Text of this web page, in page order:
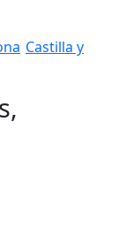
Castilla y